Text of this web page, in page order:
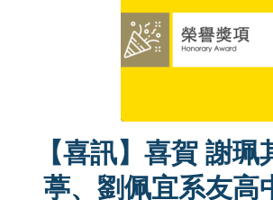
【喜訊】喜賀 謝珮
葶、劉佩宜系友高